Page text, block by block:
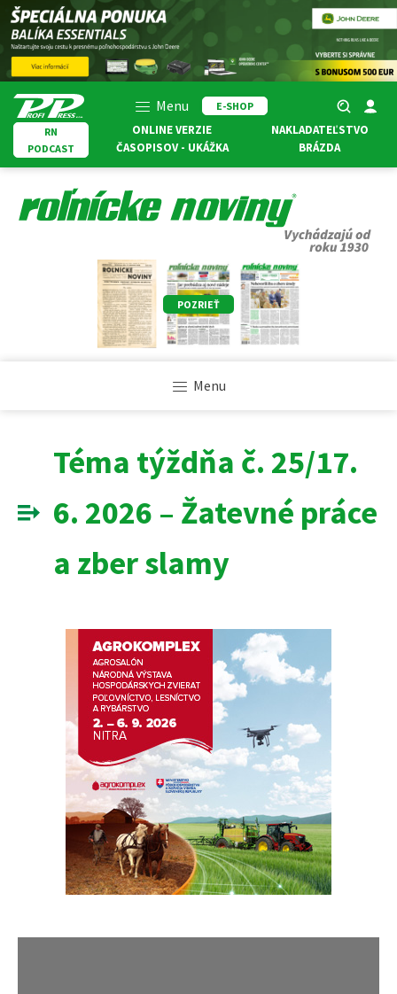
Menu
E-SHOP
RN
PODCAST
ONLINE VERZIE
ČASOPISOV - UKÁŽKA
NAKLADATEĽSTVO
BRÁZDA
POZRIEŤ
Menu
Téma týždňa č. 25/17.
6. 2026 – Žatevné práce
a zber slamy
DearFlip: Loading PDF 0.54MB
...